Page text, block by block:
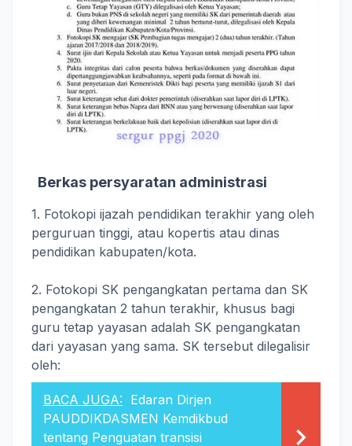
Berkas persyaratan administrasi
1. Fotokopi ijazah pendidikan terakhir yang oleh
perguruan tinggi, atau kopertis atau dinas
pendidikan kabupaten/kota.
2. Fotokopi SK pengangkatan pertama dan SK
pengangkatan 2 tahun terakhir, khusus bagi
guru tetap yayasan adalah SK pengangkatan
dari yayasan yang sama. SK tersebut dilegalisir
oleh:
BACA JUGA: Edaran Dirjen
PAUDDIKDASMEN Kemdikbud
tentang Penguatan transisi